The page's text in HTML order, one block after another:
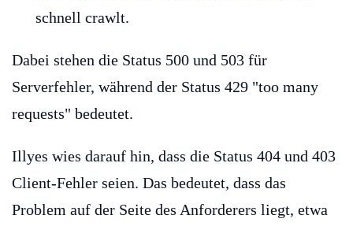
schnell crawlt.
Dabei stehen die Status 500 und 503 für
Serverfehler, während der Status 429 "too many
requests" bedeutet.
Illyes wies darauf hin, dass die Status 404 und 403
Client-Fehler seien. Das bedeutet, dass das
Problem auf der Seite des Anforderers liegt, etwa